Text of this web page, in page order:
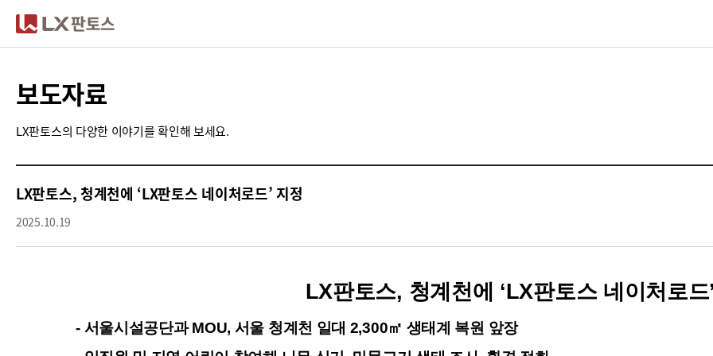
보도자료
LX판토스의 다양한 이야기를 확인해 보세요.
LX판토스, 청계천에 ‘LX판토스 네이처로드’ 지정
2025.10.19
LX판토스, 청계천에 ‘LX판토스 네이처로드
- 서울시설공단과 MOU, 서울 청계천 일대 2,300㎡ 생태계 복원 앞장